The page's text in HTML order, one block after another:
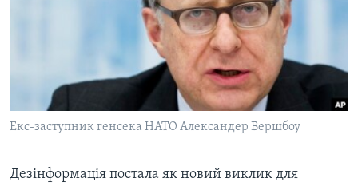
ІСТОРІЇ УСПІХУ УКРАЇНЦІВ
БРИФІНГ ГОЛОСУ АМЕРИКИ
ПРАЙМ-ТАЙМ
Learning English
Екс-заступник генсека НАТО Александер Вершбоу
Дезінформація постала як новий виклик для